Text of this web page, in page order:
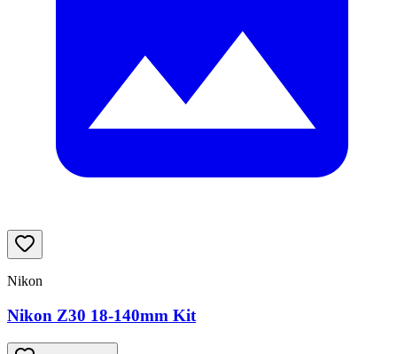
Nikon
Nikon Z30 18-140mm Kit